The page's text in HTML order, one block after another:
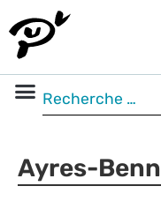
Ayres-